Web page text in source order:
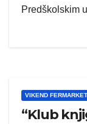
Predškolskim
VIKEND FERMARKET
“Klub